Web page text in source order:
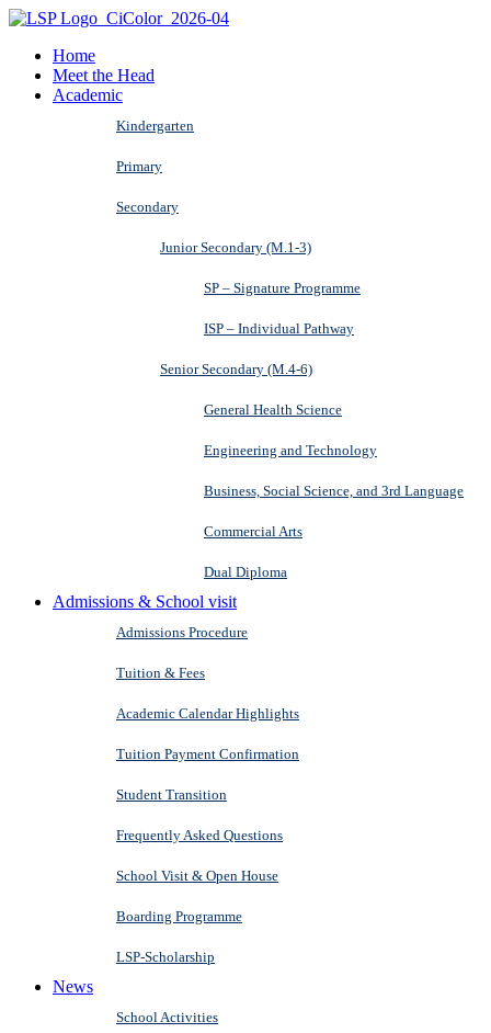
Home
Meet the Head
Academic
Kindergarten
Primary
Secondary
Junior Secondary (M.1-3)
SP – Signature Programme
ISP – Individual Pathway
Senior Secondary (M.4-6)
General Health Science
Engineering and Technology
Business, Social Science, and 3rd Language
Commercial Arts
Dual Diploma
Admissions & School visit
Admissions Procedure
Tuition & Fees
Academic Calendar Highlights
Tuition Payment Confirmation
Student Transition
Frequently Asked Questions
School Visit & Open House
Boarding Programme
LSP-Scholarship
News
School Activities